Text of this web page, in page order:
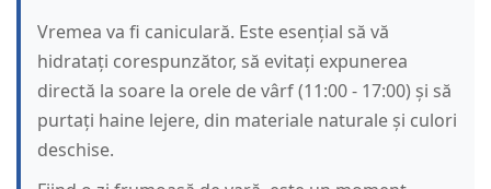
Vremea va fi caniculară. Este esențial să vă
hidratați corespunzător, să evitați expunerea
directă la soare la orele de vârf (11:00 - 17:00) și să
purtați haine lejere, din materiale naturale și culori
deschise.